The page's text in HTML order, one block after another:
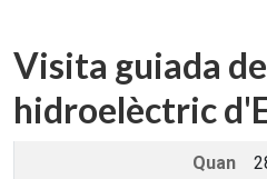
Visita guiada
hidroelèctric
Quan